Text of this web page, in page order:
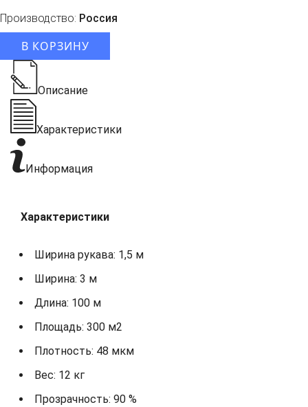
Производство: Россия
В КОРЗИНУ
Описание
Характеристики
Информация
Характеристики
Ширина рукава: 1,5 м
Ширина: 3 м
Длина: 100 м
Площадь: 300 м2
Плотность: 48 мкм
Вес: 12 кг
Прозрачность: 90 %